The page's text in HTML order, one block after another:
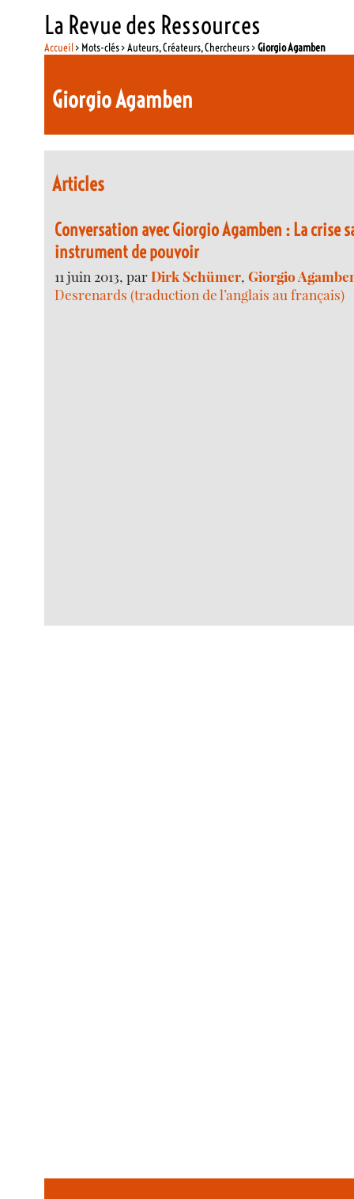
La Revue des Ressources
Accueil> Mots-clés > Auteurs, Créateurs, Chercheurs >Giorgio Agamben
Giorgio Agamben
Articles
Conversation avec Giorgio Agamben : La crise
instrument de pouvoir
11 juin 2013, parDirk Schümer,Giorgio
Desrenards (traduction de l’anglais au français)